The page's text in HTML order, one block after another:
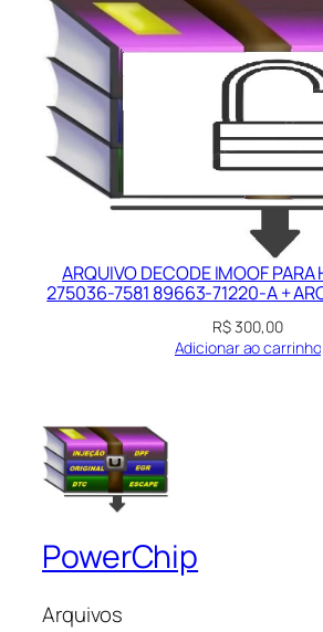
ARQUIVO DECODE IMOOF PARA
275036-7581 89663-71220-A +
R$300,00
Adicionar ao carrinho
PowerChip
Arquivos